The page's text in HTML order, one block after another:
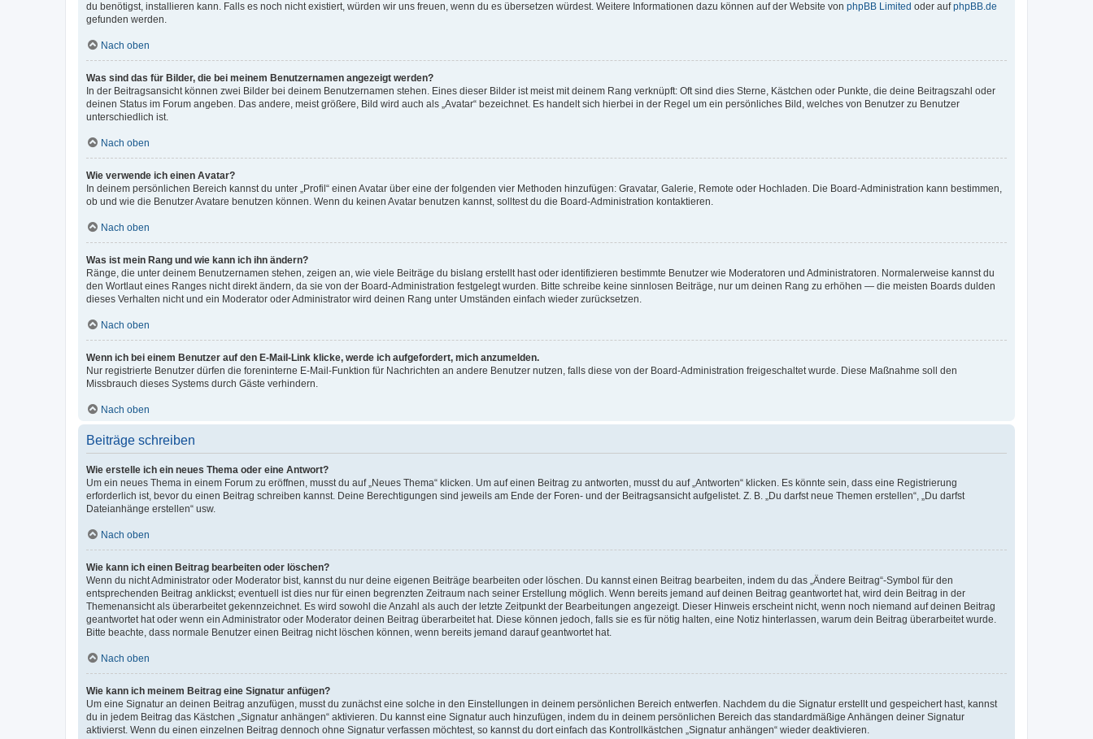
du benötigst, installieren kann. Falls es noch nicht existiert, würden wir uns freuen, wenn du es übersetzen würdest. Weitere Informationen dazu können auf der Website von phpBB Limited oder aufphpBB.de
gefunden werden.
Nach oben
Was sind das für Bilder, die bei meinem Benutzernamen angezeigt werden?
In der Beitragsansicht können zwei Bilder bei deinem Benutzernamen stehen. Eines dieser Bilder ist meist mit deinem Rang verknüpft: Oft sind dies Sterne, Kästchen oder Punkte, die deine Beitragszahl oder
deinen Status im Forum angeben. Das andere, meist größere, Bild wird auch als „Avatar“ bezeichnet. Es handelt sich hierbei in der Regel um ein persönliches Bild, welches von Benutzer zu Benutzer
unterschiedlich ist.
Nach oben
Wie verwende ich einen Avatar?
In deinem persönlichen Bereich kannst du unter „Profil“ einen Avatar über eine der folgenden vier Methoden hinzufügen: Gravatar, Galerie, Remote oder Hochladen. Die Board-Administration kann bestimmen,
ob und wie die Benutzer Avatare benutzen können. Wenn du keinen Avatar benutzen kannst, solltest du die Board-Administration kontaktieren.
Nach oben
Was ist mein Rang und wie kann ich ihn ändern?
Ränge, die unter deinem Benutzernamen stehen, zeigen an, wie viele Beiträge du bislang erstellt hast oder identifizieren bestimmte Benutzer wie Moderatoren und Administratoren. Normalerweise kannst du
den Wortlaut eines Ranges nicht direkt ändern, da sie von der Board-Administration festgelegt wurden. Bitte schreibe keine sinnlosen Beiträge, nur um deinen Rang zu erhöhen — die meisten Boards dulden
dieses Verhalten nicht und ein Moderator oder Administrator wird deinen Rang unter Umständen einfach wieder zurücksetzen.
Nach oben
Wenn ich bei einem Benutzer auf den E-Mail-Link klicke, werde ich aufgefordert, mich anzumelden.
Nur registrierte Benutzer dürfen die foreninterne E-Mail-Funktion für Nachrichten an andere Benutzer nutzen, falls diese von der Board-Administration freigeschaltet wurde. Diese Maßnahme soll den
Missbrauch dieses Systems durch Gäste verhindern.
Nach oben
Beiträge schreiben
Wie erstelle ich ein neues Thema oder eine Antwort?
Um ein neues Thema in einem Forum zu eröffnen, musst du auf „Neues Thema“ klicken. Um auf einen Beitrag zu antworten, musst du auf „Antworten“ klicken. Es könnte sein, dass eine Registrierung
erforderlich ist, bevor du einen Beitrag schreiben kannst. Deine Berechtigungen sind jeweils am Ende der Foren- und der Beitragsansicht aufgelistet. Z. B. „Du darfst neue Themen erstellen“, „Du darfst
Dateianhänge erstellen“ usw.
Nach oben
Wie kann ich einen Beitrag bearbeiten oder löschen?
Wenn du nicht Administrator oder Moderator bist, kannst du nur deine eigenen Beiträge bearbeiten oder löschen. Du kannst einen Beitrag bearbeiten, indem du das „Ändere Beitrag“-Symbol für den
entsprechenden Beitrag anklickst; eventuell ist dies nur für einen begrenzten Zeitraum nach seiner Erstellung möglich. Wenn bereits jemand auf deinen Beitrag geantwortet hat, wird dein Beitrag in der
Themenansicht als überarbeitet gekennzeichnet. Es wird sowohl die Anzahl als auch der letzte Zeitpunkt der Bearbeitungen angezeigt. Dieser Hinweis erscheint nicht, wenn noch niemand auf deinen Beitrag
geantwortet hat oder wenn ein Administrator oder Moderator deinen Beitrag überarbeitet hat. Diese können jedoch, falls sie es für nötig halten, eine Notiz hinterlassen, warum dein Beitrag überarbeitet wurde.
Bitte beachte, dass normale Benutzer einen Beitrag nicht löschen können, wenn bereits jemand darauf geantwortet hat.
Nach oben
Wie kann ich meinem Beitrag eine Signatur anfügen?
Um eine Signatur an deinen Beitrag anzufügen, musst du zunächst eine solche in den Einstellungen in deinem persönlichen Bereich entwerfen. Nachdem du die Signatur erstellt und gespeichert hast, kannst
du in jedem Beitrag das Kästchen „Signatur anhängen“ aktivieren. Du kannst eine Signatur auch hinzufügen, indem du in deinem persönlichen Bereich das standardmäßige Anhängen deiner Signatur
aktivierst. Wenn du einen einzelnen Beitrag dennoch ohne Signatur verfassen möchtest, so kannst du dort einfach das Kontrollkästchen „Signatur anhängen“ wieder deaktivieren.